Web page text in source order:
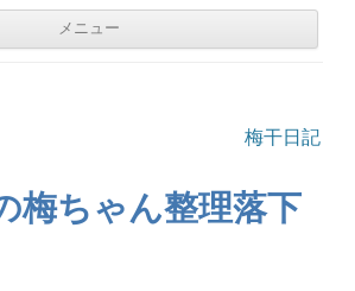
メニュー
梅干日記
梅ちゃん整理落下